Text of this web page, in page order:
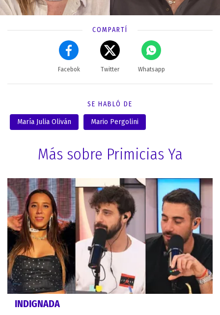
COMPARTÍ
Facebok Twitter Whatsapp
SE HABLÓ DE
María Julia Oliván Mario Pergolini
Más sobre Primicias Ya
INDIGNADA